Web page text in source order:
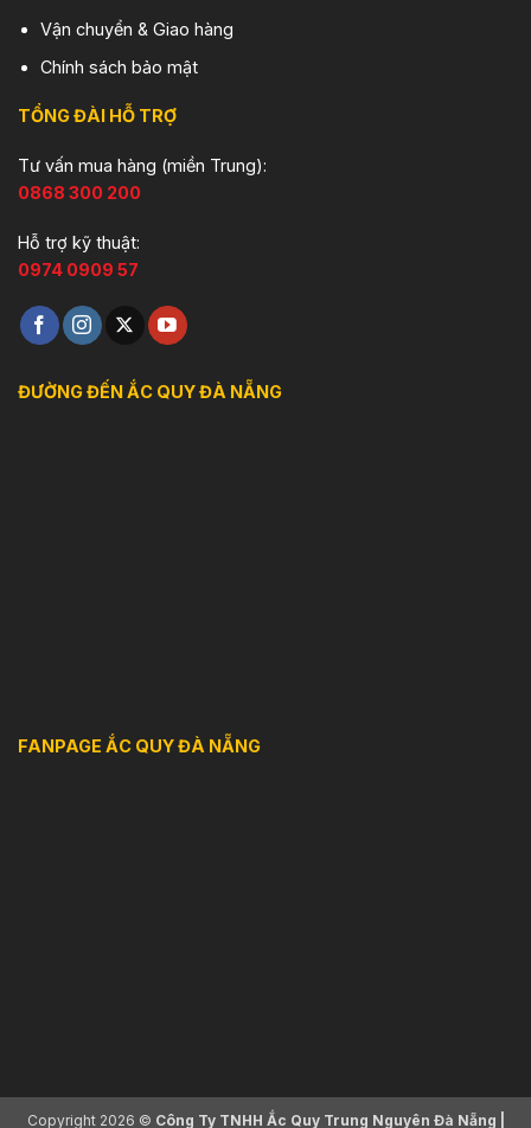
Vận chuyển & Giao hàng
Chính sách bảo mật
TỔNG ĐÀI HỖ TRỢ
Tư vấn mua hàng (miền Trung):
0868 300 200
Hỗ trợ kỹ thuật:
0974 0909 57
ĐƯỜNG ĐẾN ẮC QUY ĐÀ NẴNG
FANPAGE ẮC QUY ĐÀ NẴNG
Copyright 2026 © Công Ty TNHH Ắc Quy Trung Nguyên Đà Nẵng |